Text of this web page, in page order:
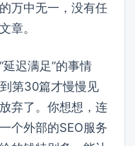
万中无一，没有任
章。
迟满足”的事情
第30篇才慢慢见
弃了。你想想，连
个外部的SEO服务